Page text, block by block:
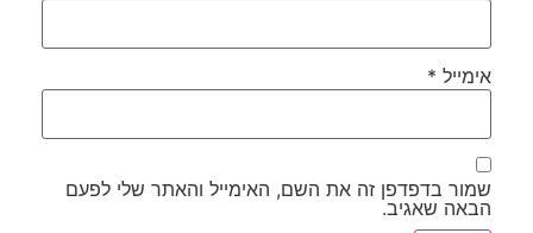
אימייל *
שמור בדפדפן זה את השם, האימייל והאתר שלי לפעם
הבאה שאגיב.